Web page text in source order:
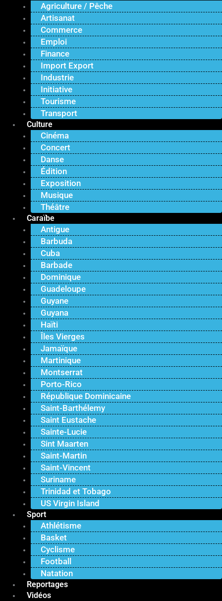
Agriculture / Pêche
Artisanat
Commerce
Emploi
Finance
Import Export
Industrie
Initiative
Tourisme
Transport
Culture
Cinéma
Concert
Danse
Édition
Exposition
Musique
Théâtre
Caraïbe
Antigue
Barbuda
Cuba
Barbade
Dominique
Guadeloupe
Guyane
Guyana
Haïti
Îles Vierges
Jamaïque
Martinique
Montserrat
Porto-Rico
République Dominicaine
Saint-Barthélemy
Saint Eustache
Sainte-Lucie
Sint Maarten
Saint-Martin
Saint-Vincent
Suriname
Trinidad et Tobago
US Virgin Island
Sport
Athlétisme
Basket
Cyclisme
Football
Natation
Reportages
Vidéos